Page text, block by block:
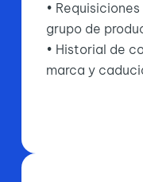
•
grupo de
• Historial de
marca y